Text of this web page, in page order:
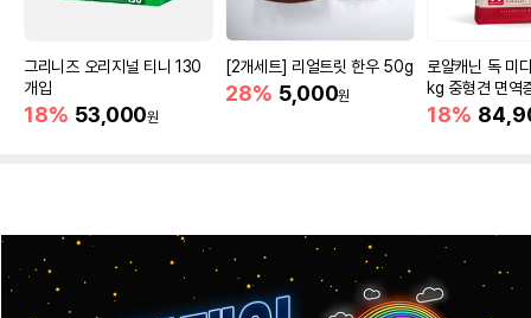
그리니즈 오리지널 티니 130
개입
18% 53,000원
[2개세트] 리얼트릿 한우 50g
28% 5,000원
로얄캐닌 독 미
kg 중형견 면역
18%